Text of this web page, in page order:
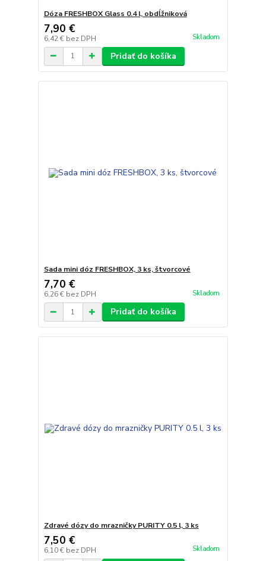
Dóza FRESHBOX Glass 0.4 l, obdĺžniková
7,90 €
6,42 € bez DPH Skladom
Pridať do košíka
Sada mini dóz FRESHBOX, 3 ks, štvorcové
7,70 €
6,26 € bez DPH Skladom
Pridať do košíka
Zdravé dózy do mrazničky PURITY 0.5 l, 3 ks
7,50 €
6,10 € bez DPH Skladom